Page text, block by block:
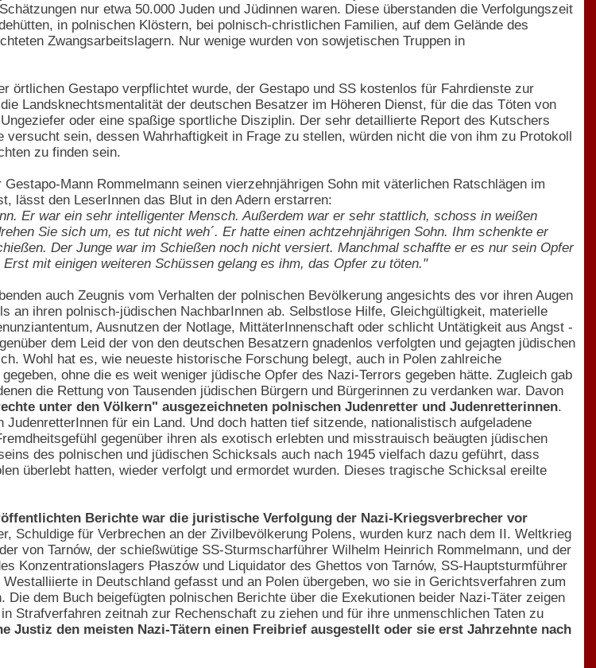
nur etwa 50.000 Juden und Jüdinnen waren. Diese überstanden die Verfolgungszeit
in polnischen Klöstern, bei polnisch-christlichen Familien, auf dem Gelände des
Zwangsarbeitslagern. Nur wenige wurden von sowjetischen Truppen in
örtlichen Gestapo verpflichtet wurde, der Gestapo und SS kostenlos für Fahrdienste zur
Landsknechtsmentalität der deutschen Besatzer im Höheren Dienst, für die das Töten von
oder eine spaßige sportliche Disziplin. Der sehr detaillierte Report des Kutschers
sein, dessen Wahrhaftigkeit in Frage zu stellen, würden nicht die von ihm zu Protokoll
zu finden sein.
Mann Rommelmann seinen vierzehnjährigen Sohn mit väterlichen Ratschlägen im
lässt den LeserInnen das Blut in den Adern erstarren:
Er war ein sehr intelligenter Mensch. Außerdem war er sehr stattlich, schoss in weißen
Sie sich um, es tut nicht weh´. Er hatte einen achtzehnjährigen Sohn. Ihm schenkte er
Der Junge war im Schießen noch nicht versiert. Manchmal schaffte er es nur sein Opfer
mit einigen weiteren Schüssen gelang es ihm, das Opfer zu töten."
auch Zeugnis vom Verhalten der polnischen Bevölkerung angesichts des vor ihren Augen
an ihren polnisch-jüdischen NachbarInnen ab. Selbstlose Hilfe, Gleichgültigkeit, materielle
Ausnutzen der Notlage, MittäterInnenschaft oder schlicht Untätigkeit aus Angst -
dem Leid der von den deutschen Besatzern gnadenlos verfolgten und gejagten jüdischen
Wohl hat es, wie neueste historische Forschung belegt, auch in Polen zahlreiche
ohne die es weit weniger jüdische Opfer des Nazi-Terrors gegeben hätte. Zugleich gab
die Rettung von Tausenden jüdischen Bürgern und Bürgerinnen zu verdanken war. Davon
unter den Völkern" ausgezeichneten polnischen Judenretter und Judenretterinnen.
für ein Land. Und doch hatten tief sitzende, nationalistisch aufgeladene
gegenüber ihren als exotisch erlebten und misstrauisch beäugten jüdischen
des polnischen und jüdischen Schicksals auch nach 1945 vielfach dazu geführt, dass
überlebt hatten, wieder verfolgt und ermordet wurden. Dieses tragische Schicksal ereilte
Berichte war die juristische Verfolgung der Nazi-Kriegsverbrecher vor
Schuldige für Verbrechen an der Zivilbevölkerung Polens, wurden kurz nach dem II. Weltkrieg
von Tarnów, der schießwütige SS-Sturmscharführer Wilhelm Heinrich Rommelmann, und der
Konzentrationslagers Płaszów und Liquidator des Ghettos von Tarnów, SS-Hauptsturmführer
in Deutschland gefasst und an Polen übergeben, wo sie in Gerichtsverfahren zum
dem Buch beigefügten polnischen Berichte über die Exekutionen beider Nazi-Täter zeigen
Strafverfahren zeitnah zur Rechenschaft zu ziehen und für ihre unmenschlichen Taten zu
Justiz den meisten Nazi-Tätern einen Freibrief ausgestellt oder sie erst Jahrzehnte nach